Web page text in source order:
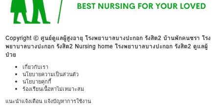
Copyright © ศูนย์ดูแลผู้สูงอายุ โรงพยาบาลบางปะกอก รังสิต2 บ้านพักคนชรา โรง
พยาบาลบางปะกอก รังสิต2 Nursing home โรงพยาบาลบางปะกอก รังสิต2 ดูแลผู้
ป่วย
เกี่ยวกับเรา
นโยบายความเป็นส่วนตัว
นโยบายคุกกี้
ร้องเรียนเนื้อหาไม่เหมาะสม
แนะนำแจ้งเตือน แจ้งปัญหาการใช้งาน